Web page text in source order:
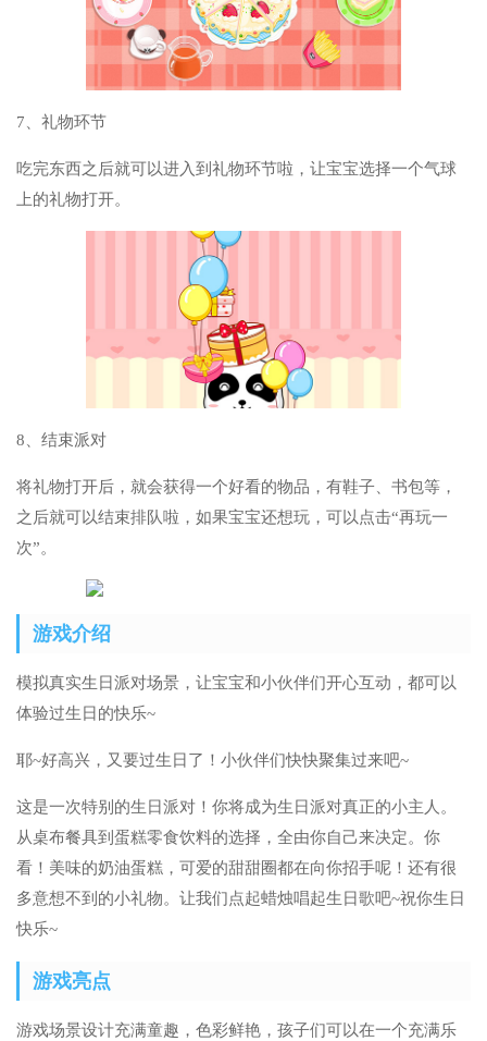
7、礼物环节
吃完东西之后就可以进入到礼物环节啦，让宝宝选择一个气球
上的礼物打开。
8、结束派对
将礼物打开后，就会获得一个好看的物品，有鞋子、书包等，
之后就可以结束排队啦，如果宝宝还想玩，可以点击“再玩一
次”。
游戏介绍
模拟真实生日派对场景，让宝宝和小伙伴们开心互动，都可以
体验过生日的快乐~
耶~好高兴，又要过生日了！小伙伴们快快聚集过来吧~
这是一次特别的生日派对！你将成为生日派对真正的小主人。
从桌布餐具到蛋糕零食饮料的选择，全由你自己来决定。你
看！美味的奶油蛋糕，可爱的甜甜圈都在向你招手呢！还有很
多意想不到的小礼物。让我们点起蜡烛唱起生日歌吧~祝你生日
快乐~
游戏亮点
游戏场景设计充满童趣，色彩鲜艳，孩子们可以在一个充满乐